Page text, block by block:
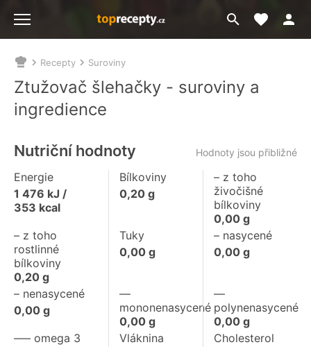
Přejít
na
Moje
Nacházíte
se
zde:
Recepty Suroviny
Ztužovač šlehačky - suroviny a
ingredience
Nutriční hodnoty Hodnoty jsou přibližné
Energie
1 476 kJ /
353 kcal
Bílkoviny
0,20g
– z toho
živočišné
bílkoviny
0,00g
– z toho
rostlinné
bílkoviny
0,20 g
Tuky
0,00g
– nasycené
0,00g
– nenasycené
0,00 g
––
mononenasycené
0,00g
––
polynenasycené
0,00g
––– omega 3
Vláknina
Cholesterol